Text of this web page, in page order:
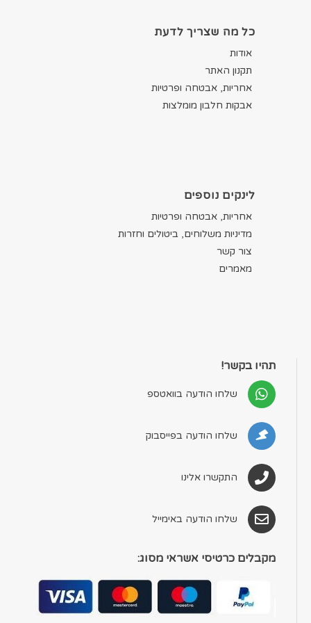
כל מה שצריך לדעת
אודות
תקנון האתר
אחריות, אבטחה ופרטיות
אבקות חלבון מומלצות
לינקים נוספים
אחריות, אבטחה ופרטיות
מדיניות משלוחים, ביטולים וחזרות
צור קשר
מאמרים
תהיו בקשר!
שלחו הודעה בוואטספ
שלחו הודעה בפייסבוק
התקשרו אלינו
שלחו הודעה באימייל
מקבלים כרטיסי אשראי מסוג: